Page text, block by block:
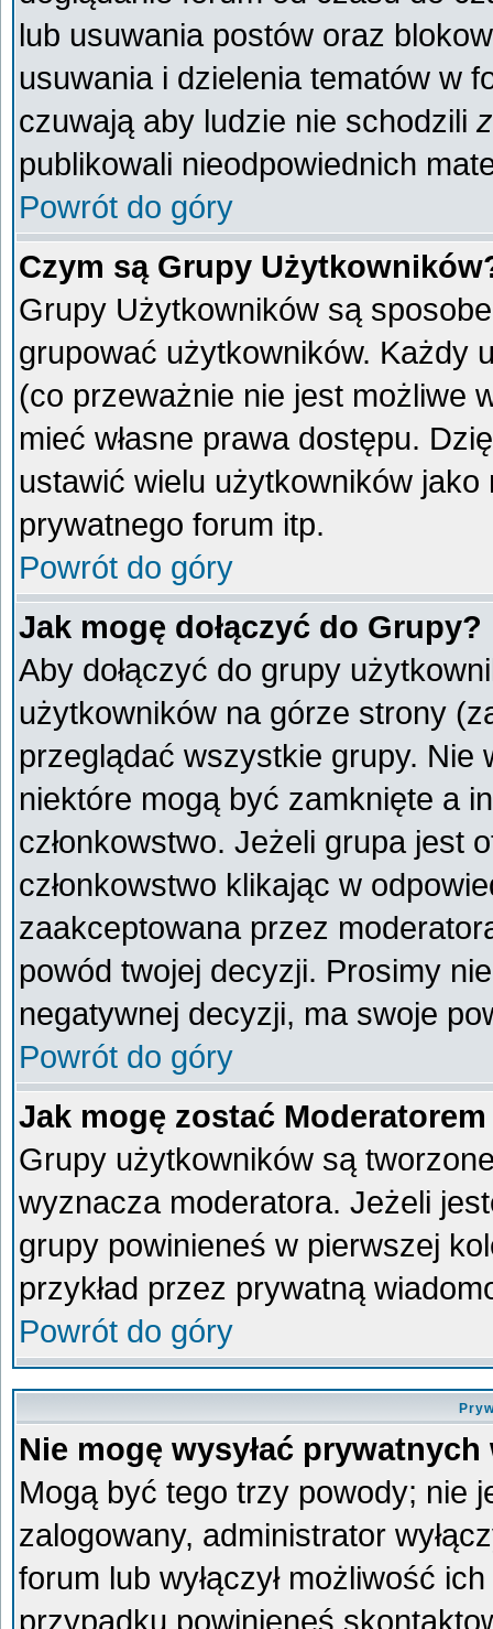
lub usuwania postów oraz
usuwania i dzielenia tematów w
czuwają aby ludzie nie schodzili
publikowali nieodpowiednich
Powrót do góry
Czym są Grupy
Grupy Użytkowników są
grupować użytkowników. Każdy
(co przeważnie nie jest możliwe
mieć własne prawa dostępu.
ustawić wielu użytkowników
prywatnego forum itp.
Powrót do góry
Jak mogę dołączyć do Grupy?
Aby dołączyć do grupy
użytkowników na górze strony
przeglądać wszystkie grupy.
niektóre mogą być zamknięte a
członkowstwo. Jeżeli grupa jest
członkowstwo klikając w
zaakceptowana przez
powód twojej decyzji. Prosimy
negatywnej decyzji, ma swoje
Powrót do góry
Jak mogę zostać
Grupy użytkowników są
wyznacza moderatora. Jeżeli
grupy powinieneś w pierwszej
przykład przez prywatną
Powrót do góry
Nie mogę wysyłać
Mogą być tego trzy powody; nie
zalogowany, administrator
forum lub wyłączył możliwość
przypadku powinieneś